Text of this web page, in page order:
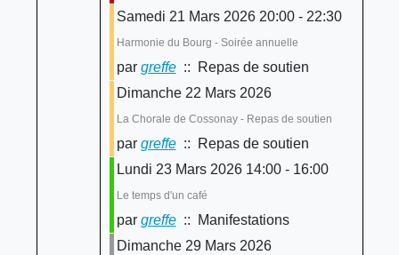
Samedi 21 Mars 2026 20:00 - 22:30
Harmonie du Bourg - Soirée annuelle
par greffe:: Repas de soutien
Dimanche 22 Mars 2026
La Chorale de Cossonay - Repas de soutien
par greffe:: Repas de soutien
Lundi 23 Mars 2026 14:00 - 16:00
Le temps d'un café
par greffe:: Manifestations
Dimanche 29 Mars 2026